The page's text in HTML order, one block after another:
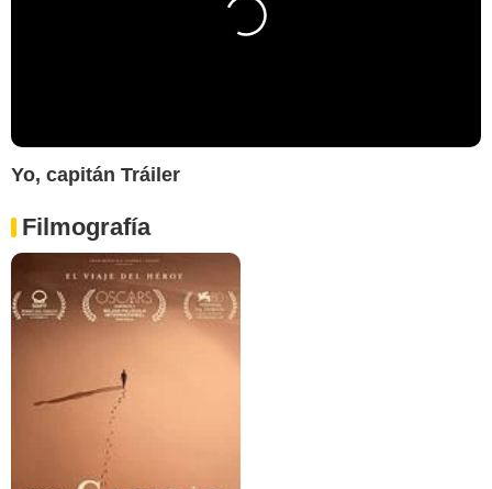
Yo, capitán Tráiler
Filmografía